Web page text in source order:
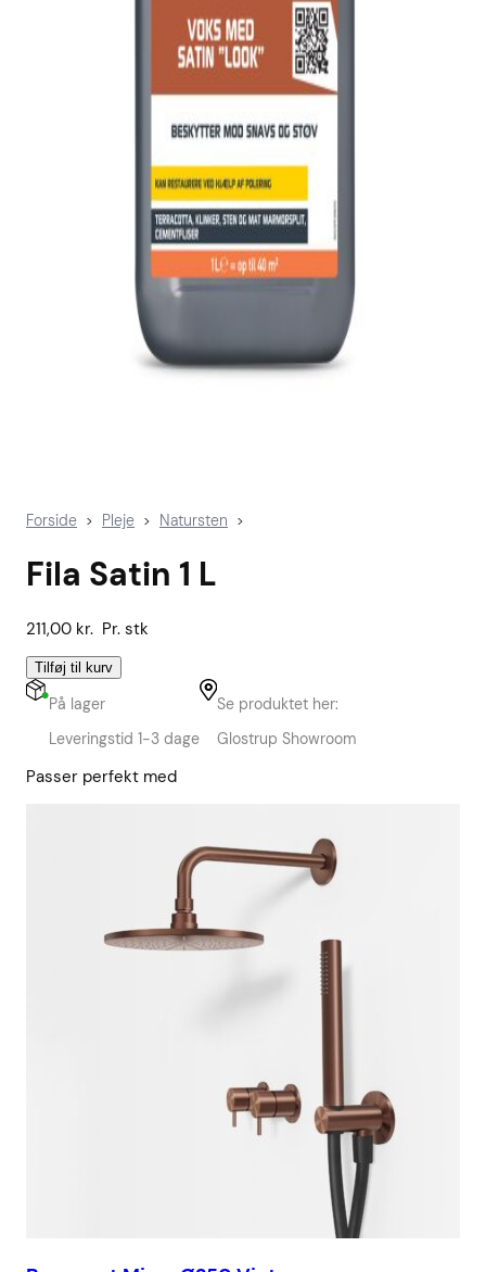
Forside > Pleje > Natursten >
Fila Satin 1 L
211,00 kr. Pr. stk
Tilføj til kurv
På lager
Leveringstid 1-3 dage
Se produktet her:
Glostrup Showroom
Passer perfekt med